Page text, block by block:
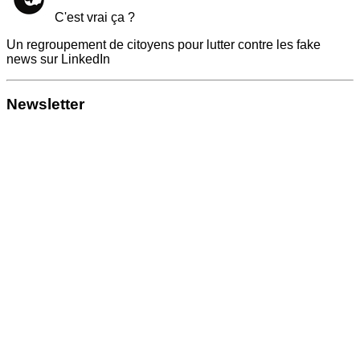
C'est vrai ça ?
Un regroupement de citoyens pour lutter contre les fake
news sur LinkedIn
Newsletter